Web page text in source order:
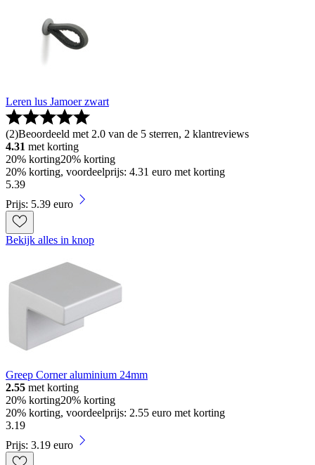
Leren lus Jamoer zwart
(2)Beoordeeld met 2.0 van de 5 sterren, 2 klantreviews
4.31 met korting
20% korting20% korting
20% korting, voordeelprijs: 4.31 euro met korting
5.39
Prijs: 5.39 euro
Bekijk alles in knop
Greep Corner aluminium 24mm
2.55 met korting
20% korting20% korting
20% korting, voordeelprijs: 2.55 euro met korting
3.19
Prijs: 3.19 euro